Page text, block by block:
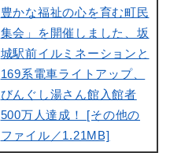
豊かな福祉の心を育む町民
集会」を開催しました、坂
城駅前イルミネーションと
169系電車ライトアップ、
びんぐし湯さん館入館者
500万人達成！ [その他の
ファイル／1.21MB]